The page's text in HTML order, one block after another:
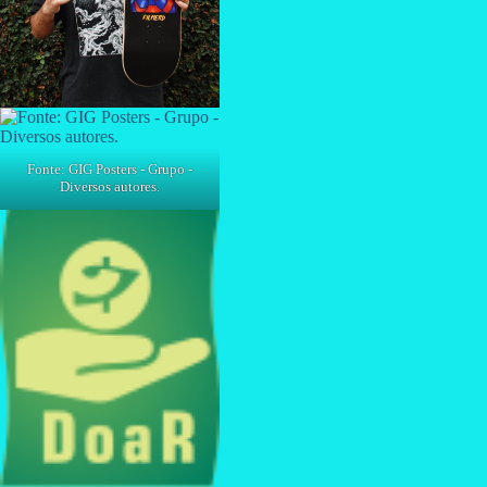
Fonte: GIG Posters - Grupo -
Diversos autores.